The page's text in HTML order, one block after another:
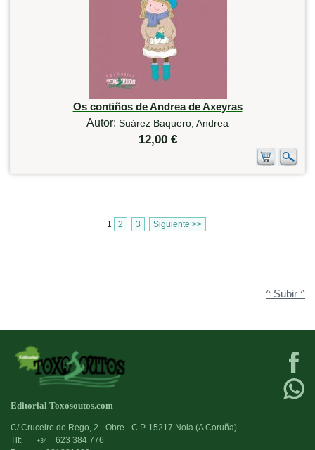
Os contiños de Andrea de Axeyras
Autor: Suárez Baquero, Andrea
12,00 €
1 2 3 Siguiente >>
^ Subir ^
Editorial Toxosoutos.com
C/ Cruceiro do Rego, 2 - Obre - C.P. 15217 Noia (A Coruña)
Tlf:
+34
623 384 776